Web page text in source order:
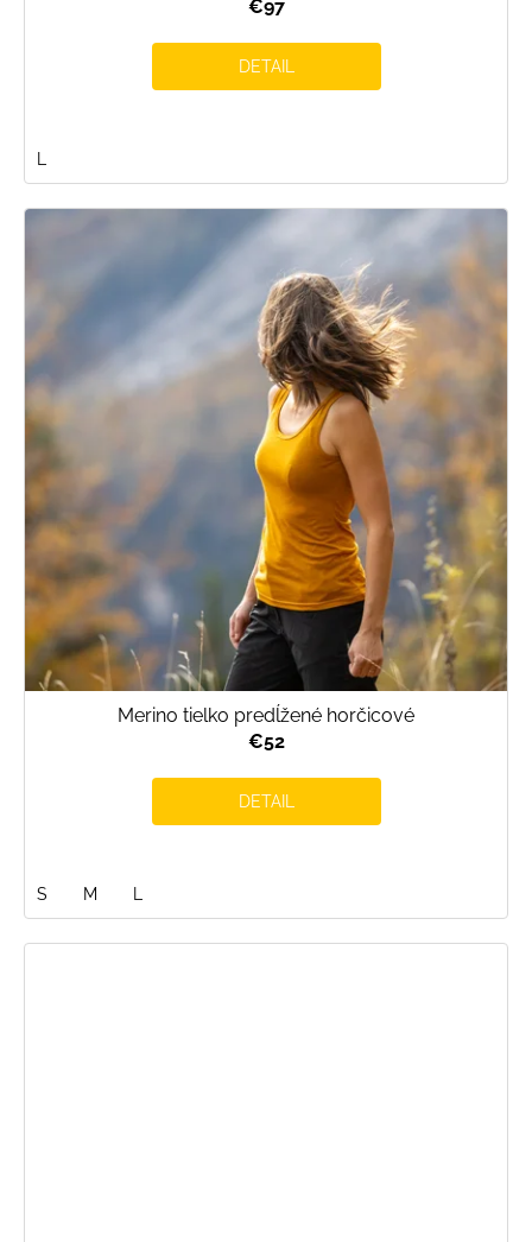
€97
DETAIL
L
Merino tielko predĺžené horčicové
€52
DETAIL
S M L